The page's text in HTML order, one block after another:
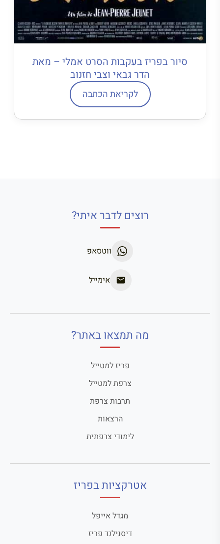
סיור בפריז בעקבות הסרט אמלי – מאת
הדר גבאי וצבי חזנוב
לקריאת הכתבה
רוצים לדבר איתי?
ווטסאפ
אימייל
מה תמצאו באתר?
פריז למטייל
צרפת למטייל
תרבות צרפת
הרצאות
לימודי צרפתית
אטרקציות בפריז
מגדל אייפל
דיסנילנד פריז